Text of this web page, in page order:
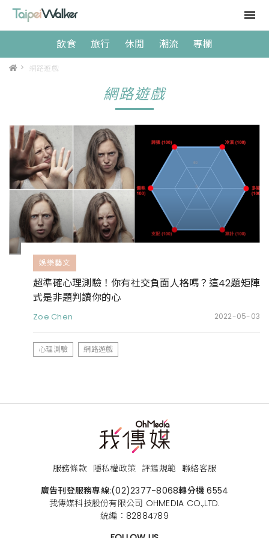
飲食 旅行 休閒 潮流 專欄
> 網路遊戲
網路遊戲
娛樂藝文
超準確心理測驗！你有社交負面人格嗎？這42題矩陣
式是非題判讀你的心
Zoe Chen 2022-05-03
心理測驗 網路遊戲
服務條款 隱私權政策 評鑑規範 聯絡客服
廣告刊登服務專線:(02)2377-8068轉分機 6554
我傳媒科技股份有限公司 OHMEDIA CO.,LTD.
統編：82884789